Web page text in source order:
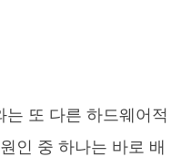
또 다른 하드웨어적
인 중 하나는 바로 배